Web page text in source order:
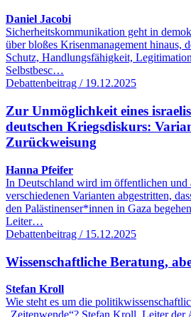
Daniel Jacobi
Sicherheitskommunikation geht in
über bloßes Krisenmanagement hinaus,
Schutz, Handlungsfähigkeit,
Selbstbesc…
Debattenbeitrag / 19.12.2025
Zur Unmöglichkeit eines
deutschen Kriegsdiskurs:
Zurückweisung
Hanna Pfeifer
In Deutschland wird im öffentlichen und
verschiedenen Varianten abgestritten,
den Palästinenser*innen in Gaza
Leiter…
Debattenbeitrag / 15.12.2025
Wissenschaftliche Beratung,
Stefan Kroll
Wie steht es um die